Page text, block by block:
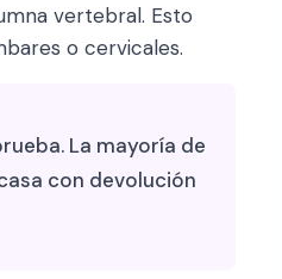
vertebral. Esto
o cervicales.
La mayoría de
con devolución